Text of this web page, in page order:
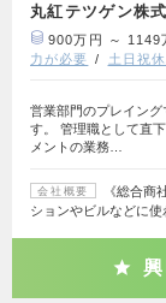
丸紅テツゲン株
900万円 ～ 1149
力が必要
土日祝
営業部門のプレイン
す。 管理職として直
メントの業務…
会社概要
《総合商
ションやビルなどに